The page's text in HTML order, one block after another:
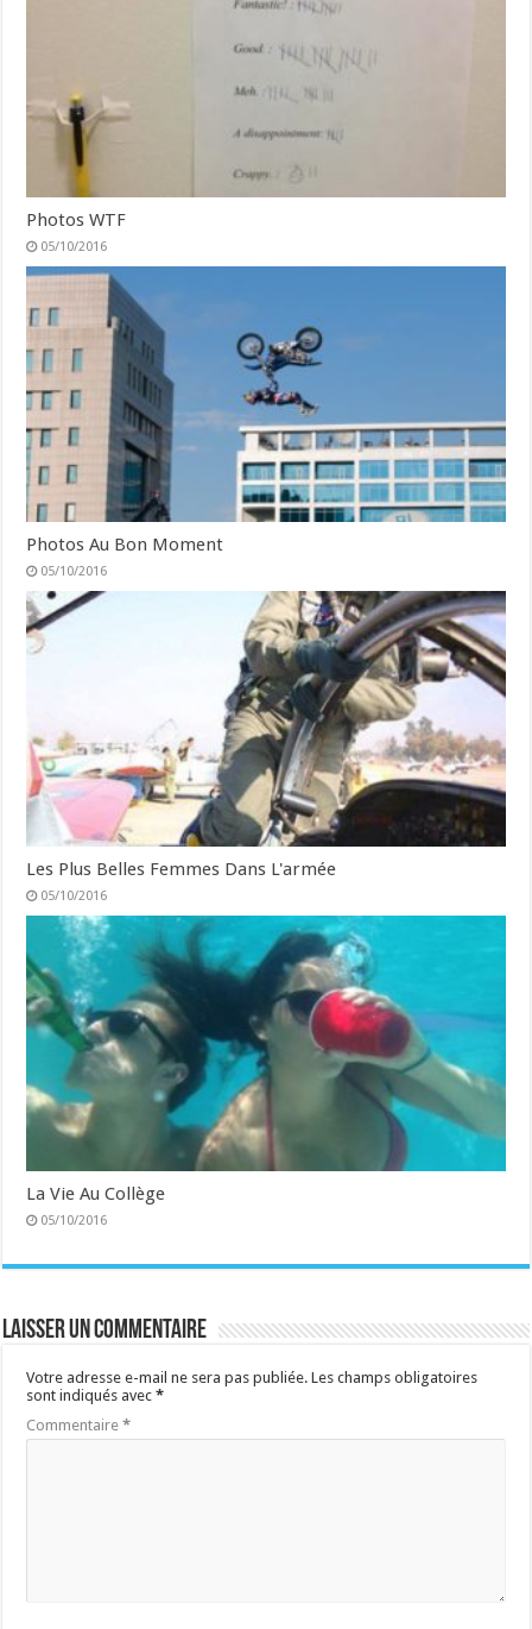
Photos WTF
05/10/2016
Photos Au Bon Moment
05/10/2016
Les Plus Belles Femmes Dans L'armée
05/10/2016
La Vie Au Collège
05/10/2016
Laisser un commentaire
Votre adresse e-mail ne sera pas publiée. Les champs obligatoires
sont indiqués avec*
Commentaire*